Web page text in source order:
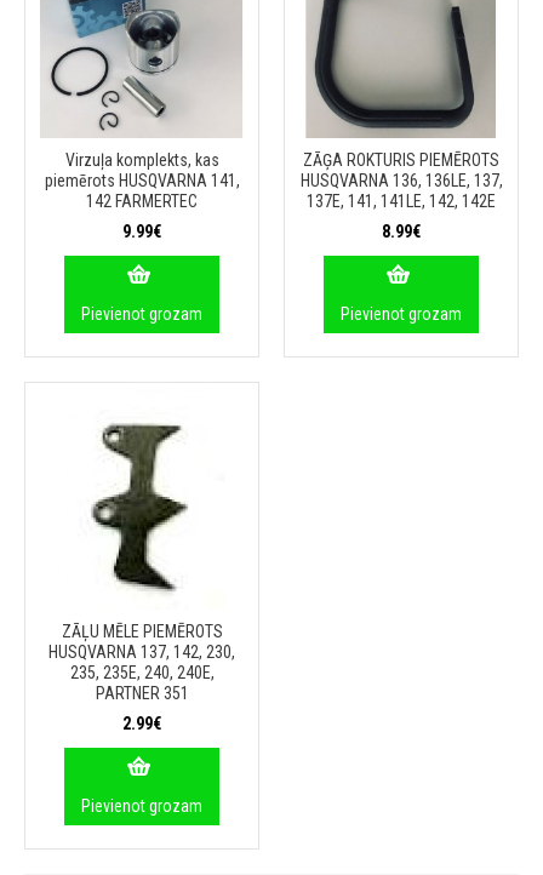
Virzuļa komplekts, kas
piemērots HUSQVARNA 141,
142 FARMERTEC
9.99€
Pievienot grozam
ZĀĢA ROKTURIS PIEMĒROTS
HUSQVARNA 136, 136LE, 137,
137E, 141, 141LE, 142, 142E
8.99€
Pievienot grozam
ZĀĻU MĒLE PIEMĒROTS
HUSQVARNA 137, 142, 230,
235, 235E, 240, 240E,
PARTNER 351
2.99€
Pievienot grozam